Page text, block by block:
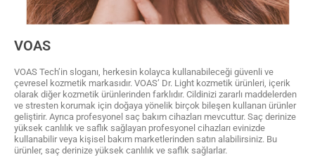
VOAS
VOAS Tech’in sloganı, herkesin kolayca kullanabileceği güvenli ve
çevresel kozmetik markasıdır. VOAS’ Dr. Light kozmetik ürünleri, içerik
olarak diğer kozmetik ürünlerinden farklıdır. Cildinizi zararlı maddelerden
ve stresten korumak için doğaya yönelik birçok bileşen kullanan ürünler
geliştirir. Ayrıca profesyonel saç bakım cihazları mevcuttur. Saç derinize
yüksek canlılık ve saflık sağlayan profesyonel cihazları evinizde
kullanabilir veya kişisel bakım marketlerinden satın alabilirsiniz. Bu
ürünler, saç derinize yüksek canlılık ve saflık sağlarlar.